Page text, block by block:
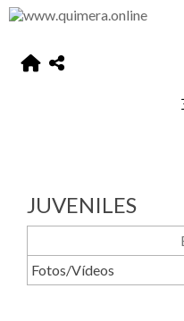
JUVENILES